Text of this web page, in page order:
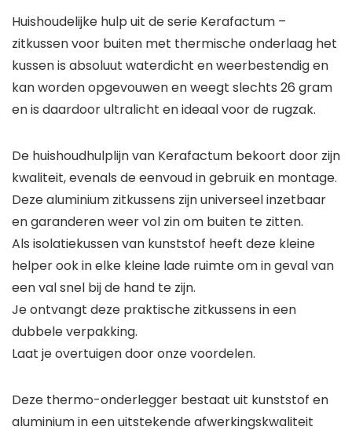
Huishoudelijke hulp uit de serie Kerafactum –
zitkussen voor buiten met thermische onderlaag het
kussen is absoluut waterdicht en weerbestendig en
kan worden opgevouwen en weegt slechts 26 gram
en is daardoor ultralicht en ideaal voor de rugzak.
De huishoudhulplijn van Kerafactum bekoort door zijn
kwaliteit, evenals de eenvoud in gebruik en montage.
Deze aluminium zitkussens zijn universeel inzetbaar
en garanderen weer vol zin om buiten te zitten.
Als isolatiekussen van kunststof heeft deze kleine
helper ook in elke kleine lade ruimte om in geval van
een val snel bij de hand te zijn.
Je ontvangt deze praktische zitkussens in een
dubbele verpakking.
Laat je overtuigen door onze voordelen.
Deze thermo-onderlegger bestaat uit kunststof en
aluminium in een uitstekende afwerkingskwaliteit